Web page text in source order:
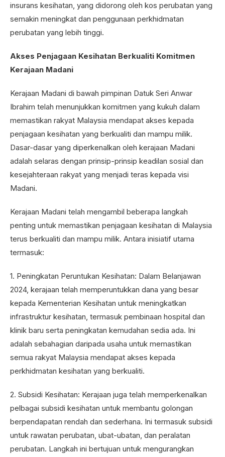
insurans kesihatan, yang didorong oleh kos perubatan yang
semakin meningkat dan penggunaan perkhidmatan
perubatan yang lebih tinggi.
Akses Penjagaan Kesihatan Berkualiti Komitmen
Kerajaan Madani
Kerajaan Madani di bawah pimpinan Datuk Seri Anwar
Ibrahim telah menunjukkan komitmen yang kukuh dalam
memastikan rakyat Malaysia mendapat akses kepada
penjagaan kesihatan yang berkualiti dan mampu milik.
Dasar-dasar yang diperkenalkan oleh kerajaan Madani
adalah selaras dengan prinsip-prinsip keadilan sosial dan
kesejahteraan rakyat yang menjadi teras kepada visi
Madani.
Kerajaan Madani telah mengambil beberapa langkah
penting untuk memastikan penjagaan kesihatan di Malaysia
terus berkualiti dan mampu milik. Antara inisiatif utama
termasuk:
1. Peningkatan Peruntukan Kesihatan: Dalam Belanjawan
2024, kerajaan telah memperuntukkan dana yang besar
kepada Kementerian Kesihatan untuk meningkatkan
infrastruktur kesihatan, termasuk pembinaan hospital dan
klinik baru serta peningkatan kemudahan sedia ada. Ini
adalah sebahagian daripada usaha untuk memastikan
semua rakyat Malaysia mendapat akses kepada
perkhidmatan kesihatan yang berkualiti.
2. Subsidi Kesihatan: Kerajaan juga telah memperkenalkan
pelbagai subsidi kesihatan untuk membantu golongan
berpendapatan rendah dan sederhana. Ini termasuk subsidi
untuk rawatan perubatan, ubat-ubatan, dan peralatan
perubatan. Langkah ini bertujuan untuk mengurangkan